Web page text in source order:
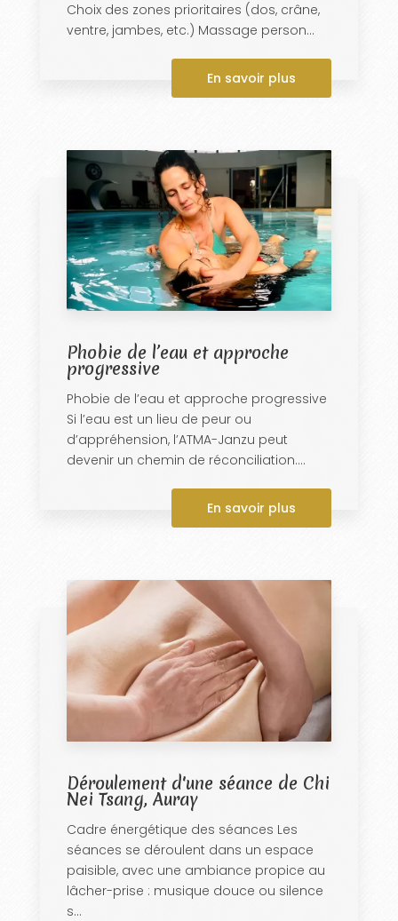
Choix des zones prioritaires (dos, crâne,
ventre, jambes, etc.) Massage person...
En savoir plus
Phobie de l’eau et approche
progressive
Phobie de l’eau et approche progressive
Si l’eau est un lieu de peur ou
d’appréhension, l’ATMA-Janzu peut
devenir un chemin de réconciliation....
En savoir plus
Déroulement d'une séance de Chi
Nei Tsang, Auray
Cadre énergétique des séances Les
séances se déroulent dans un espace
paisible, avec une ambiance propice au
lâcher-prise : musique douce ou silence
s...